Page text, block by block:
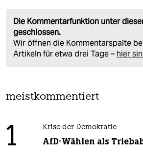
Die Kommentarfunktion unter
geschlossen.
Wir öffnen die Kommentarspalte
Artikeln für etwa drei Tage – hier
meistkommentiert
1 Krise der Demokratie
AfD-Wählen als